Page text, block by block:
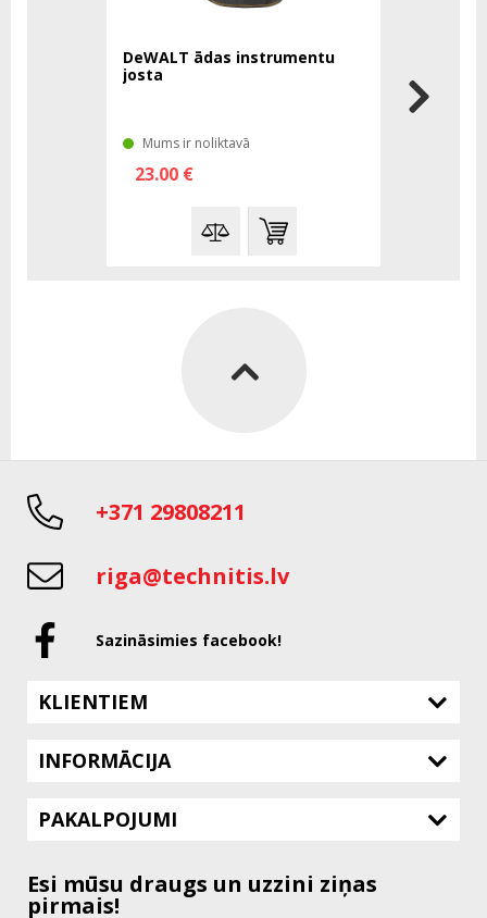
DeWALT ādas instrumentu
josta
Mums ir noliktavā
23.00 €
+371 29808211
riga@technitis.lv
Sazināsimies facebook!
KLIENTIEM
INFORMĀCIJA
PAKALPOJUMI
Esi mūsu draugs un uzzini ziņas
pirmais!